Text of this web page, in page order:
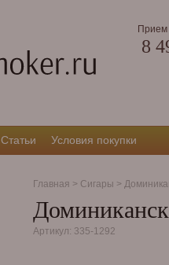
Прием
8
Статьи Условия покупки
Главная > Сигары >
Артикул: 335-1292